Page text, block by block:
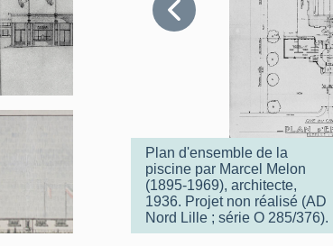
Plan d'ensemble de la
piscine par Marcel Melon
(1895-1969), architecte,
1936. Projet non réalisé (AD
Nord Lille ; série O 285/376).